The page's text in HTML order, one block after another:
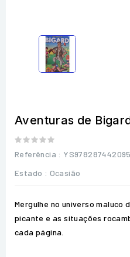
Aventuras de
Referência :
Estado : Ocasião
Mergulhe no universo maluco
picante e as situações
cada página.